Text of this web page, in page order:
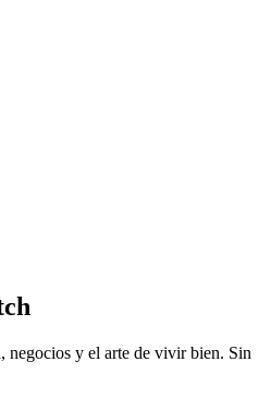
negocios y el arte de vivir bien. Sin